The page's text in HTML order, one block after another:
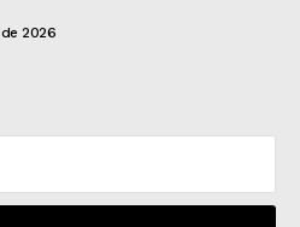
2026